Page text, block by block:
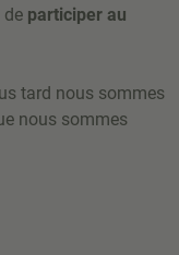
de participer au
tard nous sommes
nous sommes